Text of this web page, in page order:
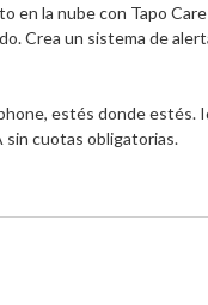
en la nube con Tapo
Crea un sistema de
estés donde estés.
sin cuotas obligatorias.